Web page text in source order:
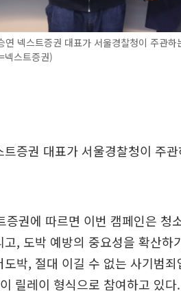
넥스트증권 대표가 서울경찰청이 주관
넥스트증권)
트증권 대표가 서울경찰청이 주
증권에 따르면 이번 캠페인은 청
고, 도박 예방의 중요성을 확산
도박, 절대 이길 수 없는 사기범
릴레이 형식으로 참여하고 있다.